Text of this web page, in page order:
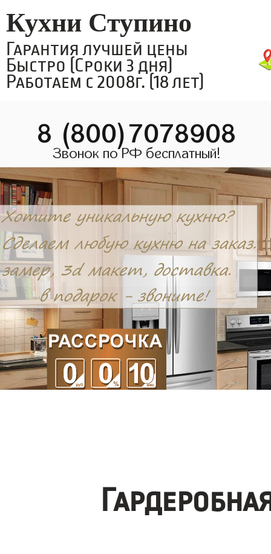
Кухни Ступино
Гарантия лучшей цены
Быстро (Сроки 3 дня)
Работаем с 2008г. (18 лет)
8 (800)7078908
Звонок по РФ бесплатный!